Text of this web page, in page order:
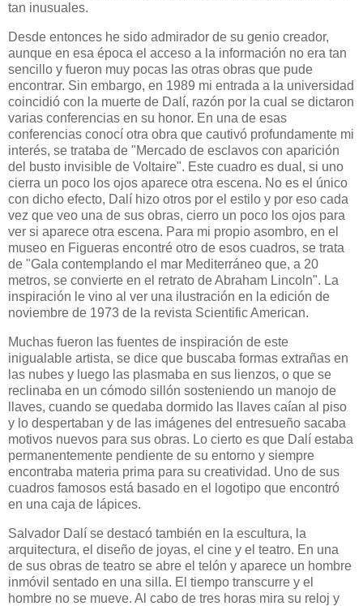
tan inusuales.
Desde entonces he sido admirador de su genio creador,
aunque en esa época el acceso a la información no era tan
sencillo y fueron muy pocas las otras obras que pude
encontrar. Sin embargo, en 1989 mi entrada a la universidad
coincidió con la muerte de Dalí, razón por la cual se dictaron
varias conferencias en su honor. En una de esas
conferencias conocí otra obra que cautivó profundamente mi
interés, se trataba de "Mercado de esclavos con aparición
del busto invisible de Voltaire". Este cuadro es dual, si uno
cierra un poco los ojos aparece otra escena. No es el único
con dicho efecto, Dalí hizo otros por el estilo y por eso cada
vez que veo una de sus obras, cierro un poco los ojos para
ver si aparece otra escena. Para mi propio asombro, en el
museo en Figueras encontré otro de esos cuadros, se trata
de "Gala contemplando el mar Mediterráneo que, a 20
metros, se convierte en el retrato de Abraham Lincoln". La
inspiración le vino al ver una ilustración en la edición de
noviembre de 1973 de la revista Scientific American.
Muchas fueron las fuentes de inspiración de este
inigualable artista, se dice que buscaba formas extrañas en
las nubes y luego las plasmaba en sus lienzos, o que se
reclinaba en un cómodo sillón sosteniendo un manojo de
llaves, cuando se quedaba dormido las llaves caían al piso
y lo despertaban y de las imágenes del entresueño sacaba
motivos nuevos para sus obras. Lo cierto es que Dalí estaba
permanentemente pendiente de su entorno y siempre
encontraba materia prima para su creatividad. Uno de sus
cuadros famosos está basado en el logotipo que encontró
en una caja de lápices.
Salvador Dalí se destacó también en la escultura, la
arquitectura, el diseño de joyas, el cine y el teatro. En una
de sus obras de teatro se abre el telón y aparece un hombre
inmóvil sentado en una silla. El tiempo transcurre y el
hombre no se mueve. Al cabo de tres horas mira su reloj y